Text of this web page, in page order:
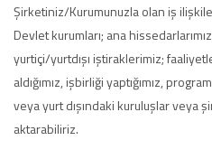
Şirketiniz/Kurumunuzla olan iş
Devlet kurumları; ana
yurtiçi/yurtdışı iştiraklerimiz;
aldığımız, işbirliği yaptığımız,
veya yurt dışındaki kuruluşlar veya
aktarabiliriz.